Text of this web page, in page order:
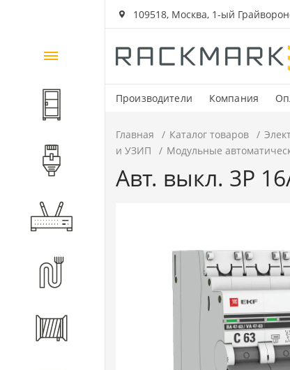
109518, Москва, 1-ый
Производители Компания
Каталог
товаров
Шкафы и стойки
Главная Каталог товаров
и УЗИП
Модульные
Авт. выкл. 3P